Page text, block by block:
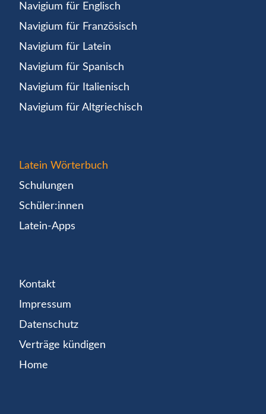
Navigium für Englisch
Navigium für Französisch
Navigium für Latein
Navigium für Spanisch
Navigium für Italienisch
Navigium für Altgriechisch
Latein Wörterbuch
Schulungen
Schüler:innen
Latein-Apps
Kontakt
Impressum
Datenschutz
Verträge kündigen
Home